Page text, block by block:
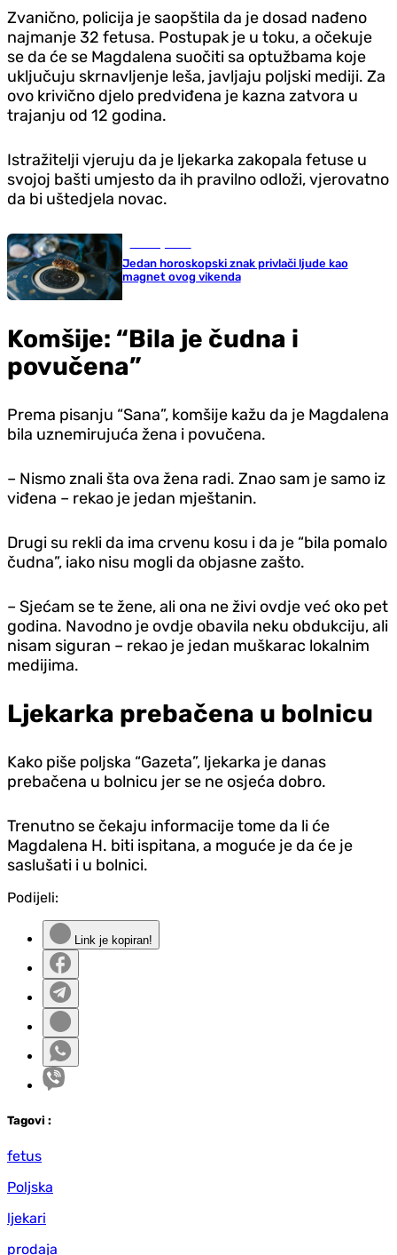
Zvanično, policija je saopštila da je dosad nađeno
najmanje 32 fetusa. Postupak je u toku, a očekuje
se da će se Magdalena suočiti sa optužbama koje
uključuju skrnavljenje leša, javljaju poljski mediji. Za
ovo krivično d‌jelo predviđena je kazna zatvora u
trajanju od 12 godina.
Istražitelji vjeruju da je ljekarka zakopala fetuse u
svojoj bašti umjesto da ih pravilno odloži, vjerovatno
da bi ušted‌jela novac.
Jedan horoskopski znak privlači ljude kao
magnet ovog vikenda
Komšije: “Bila je čudna i
povučena”
Prema pisanju “Sana”, komšije kažu da je Magdalena
bila uznemirujuća žena i povučena.
– Nismo znali šta ova žena radi. Znao sam je samo iz
viđena – rekao je jedan mještanin.
Drugi su rekli da ima crvenu kosu i da je “bila pomalo
čudna”, iako nisu mogli da objasne zašto.
– Sjećam se te žene, ali ona ne živi ovd‌je već oko pet
godina. Navodno je ovd‌je obavila neku obdukciju, ali
nisam siguran – rekao je jedan muškarac lokalnim
medijima.
Ljekarka prebačena u bolnicu
Kako piše poljska “Gazeta”, ljekarka je danas
prebačena u bolnicu jer se ne osjeća dobro.
Trenutno se čekaju informacije tome da li će
Magdalena H. biti ispitana, a moguće je da će je
saslušati i u bolnici.
Podijeli:
Link je kopiran!
Tagovi :
fetus
Poljska
ljekari
prodaja